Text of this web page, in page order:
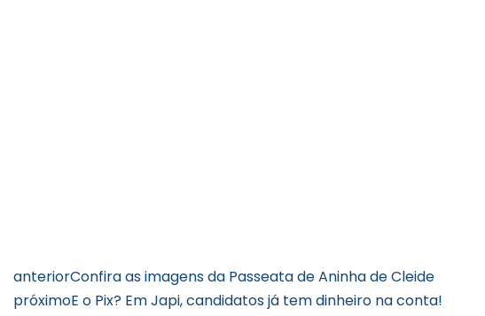
anteriorConfira as imagens da Passeata de Aninha de Cleide
próximoE o Pix? Em Japi, candidatos já tem dinheiro na conta!